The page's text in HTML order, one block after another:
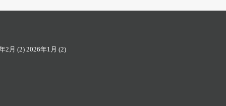
2月 (2) 2026年1月 (2)